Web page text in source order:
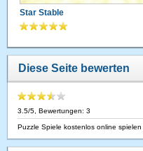
Star Stable
Diese Seite bewerten
3.5/5 , Bewertungen:3
Puzzle Spiele kostenlos online